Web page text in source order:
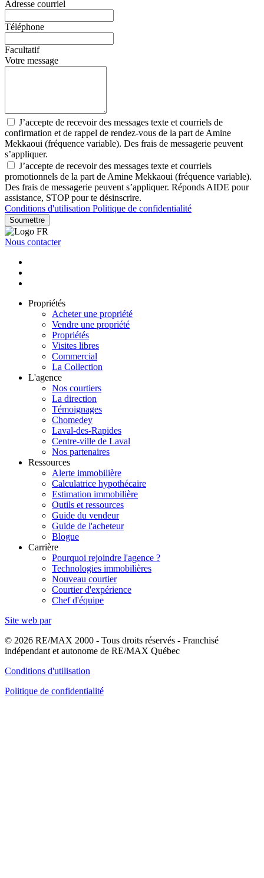
Adresse courriel
Téléphone
Facultatif
Votre message
J’accepte de recevoir des messages texte et courriels de
confirmation et de rappel de rendez-vous de la part de Amine
Mekkaoui (fréquence variable). Des frais de messagerie peuvent
s’appliquer.
J’accepte de recevoir des messages texte et courriels
promotionnels de la part de Amine Mekkaoui (fréquence variable).
Des frais de messagerie peuvent s’appliquer. Réponds AIDE pour
assistance, STOP pour te désinscrire.
Conditions d'utilisation Politique de confidentialité
Soumettre
Nous contacter
Propriétés
Acheter une propriété
Vendre une propriété
Propriétés
Visites libres
Commercial
La Collection
L'agence
Nos courtiers
La direction
Témoignages
Chomedey
Laval-des-Rapides
Centre-ville de Laval
Nos partenaires
Ressources
Alerte immobilière
Calculatrice hypothécaire
Estimation immobilière
Outils et ressources
Guide du vendeur
Guide de l'acheteur
Blogue
Carrière
Pourquoi rejoindre l'agence ?
Technologies immobilières
Nouveau courtier
Courtier d'expérience
Chef d'équipe
Site web par
© 2026 RE/MAX 2000 - Tous droits réservés - Franchisé
indépendant et autonome de RE/MAX Québec
Conditions d'utilisation
Politique de confidentialité